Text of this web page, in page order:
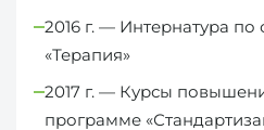
2016 г. — Интернатура по
‭«Терапия»
2017 г. — Курсы
программе